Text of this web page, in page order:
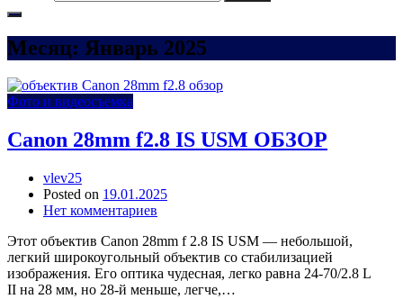
Месяц: Январь 2025
Фото и видеосъемка
Canon 28mm f2.8 IS USM ОБЗОР
vlev25
Posted on 19.01.2025
Нет комментариев
Этот объектив Canon 28mm f 2.8 IS USM — небольшой,
легкий широкоугольный объектив со стабилизацией
изображения. Его оптика чудесная, легко равна 24-70/2.8 L
II на 28 мм, но 28-й меньше, легче,…